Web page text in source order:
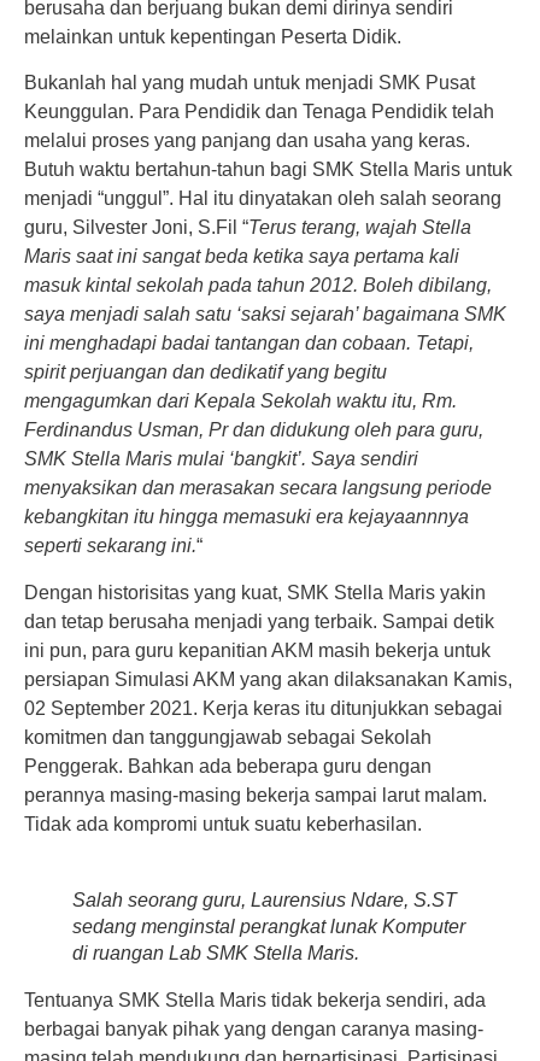
berusaha dan berjuang bukan demi dirinya sendiri
melainkan untuk kepentingan Peserta Didik.
Bukanlah hal yang mudah untuk menjadi SMK Pusat
Keunggulan. Para Pendidik dan Tenaga Pendidik telah
melalui proses yang panjang dan usaha yang keras.
Butuh waktu bertahun-tahun bagi SMK Stella Maris untuk
menjadi “unggul”. Hal itu dinyatakan oleh salah seorang
guru, Silvester Joni, S.Fil “Terus terang, wajah Stella
Maris saat ini sangat beda ketika saya pertama kali
masuk kintal sekolah pada tahun 2012. Boleh dibilang,
saya menjadi salah satu ‘saksi sejarah’ bagaimana SMK
ini menghadapi badai tantangan dan cobaan. Tetapi,
spirit perjuangan dan dedikatif yang begitu
mengagumkan dari Kepala Sekolah waktu itu, Rm.
Ferdinandus Usman, Pr dan didukung oleh para guru,
SMK Stella Maris mulai ‘bangkit’. Saya sendiri
menyaksikan dan merasakan secara langsung periode
kebangkitan itu hingga memasuki era kejayaannnya
seperti sekarang ini.“
Dengan historisitas yang kuat, SMK Stella Maris yakin
dan tetap berusaha menjadi yang terbaik. Sampai detik
ini pun, para guru kepanitian AKM masih bekerja untuk
persiapan Simulasi AKM yang akan dilaksanakan Kamis,
02 September 2021. Kerja keras itu ditunjukkan sebagai
komitmen dan tanggungjawab sebagai Sekolah
Penggerak. Bahkan ada beberapa guru dengan
perannya masing-masing bekerja sampai larut malam.
Tidak ada kompromi untuk suatu keberhasilan.
Salah seorang guru, Laurensius Ndare, S.ST
sedang menginstal perangkat lunak Komputer
di ruangan Lab SMK Stella Maris.
Tentuanya SMK Stella Maris tidak bekerja sendiri, ada
berbagai banyak pihak yang dengan caranya masing-